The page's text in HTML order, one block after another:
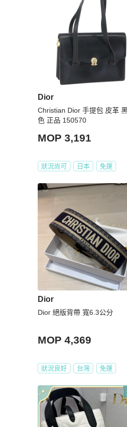
Dior
Christian Dior 手提包 皮革
色 正品 150570
MOP 3,191
狀況尚可 日本 免運
Dior
Dior 絕版背帶 寬6.3公分
MOP 4,369
狀況良好 台灣 免運